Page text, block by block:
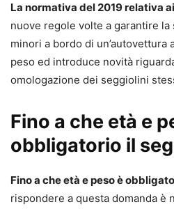
La normativa del 2019 relativa
nuove regole volte a garantire
minori a bordo di un’autovettura
peso ed introduce novità
omologazione dei seggiolini
Fino a che età e
obbligatorio il
Fino a che età e peso è
rispondere a questa domanda è